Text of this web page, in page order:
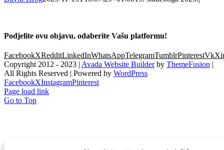
Podjelite ovu objavu, odaberite Vašu platformu!
FacebookXRedditLinkedInWhatsAppTelegramTumblrPinterestVk
Copyright 2012 - 2023 | Avada Website Builderby ThemeFusion |
All Rights Reserved | Powered by WordPress
FacebookXInstagramPinterest
Page load link
Go to Top